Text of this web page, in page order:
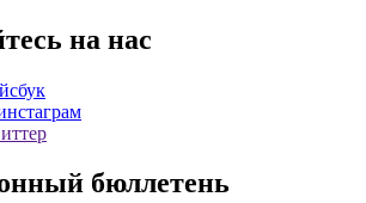
на нас
бюллетень